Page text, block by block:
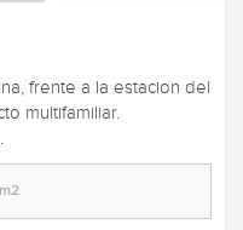
frente a la estacion del
multifamiliar.